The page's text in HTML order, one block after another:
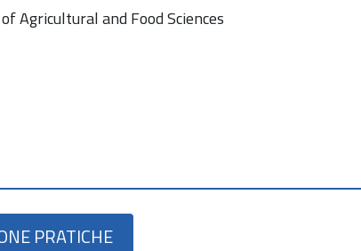
Agricultural and Food Sciences
PRATICHE